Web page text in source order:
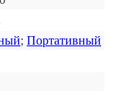
; Портативный